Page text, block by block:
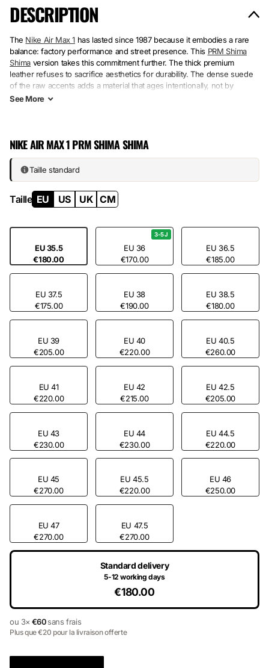
NIKE AIR MAX 1 PRM SHIMA SHIMA
Taille standard
Taille EU US UK CM
€180.00
EU 35.5
€170.00
EU 36
3-5J
€185.00
EU 36.5
€175.00
EU 37.5
€190.00
EU 38
€180.00
EU 38.5
€205.00
EU 39
€220.00
EU 40
€260.00
EU 40.5
€220.00
EU 41
€215.00
EU 42
€205.00
EU 42.5
€230.00
EU 43
€230.00
EU 44
€220.00
EU 44.5
€270.00
EU 45
€220.00
EU 45.5
€250.00
EU 46
€270.00
EU 47
€270.00
EU 47.5
Standard delivery
5-12 working days
€180.00
ou 3× €60sans frais
Plus que €20 pour la livraison offerte
DESCRIPTION
The Nike Air Max 1 has lasted since 1987 because it embodies a rare
balance: factory performance and street presence. This PRM Shima
Shima version takes this commitment further. The thick premium
leather refuses to sacrifice aesthetics for durability. The dense suede
of the raw accents adds a material that ages intentionally, not by
accident.
This material architecture—heavy leather + genuine suede + solid
eyes after three months of regular wear.
SeeMore